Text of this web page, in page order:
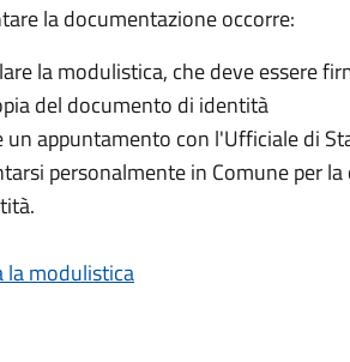
la documentazione occorre:
la modulistica, che deve essere
del documento di identità
un appuntamento con l'Ufficiale di
personalmente in Comune per
la modulistica